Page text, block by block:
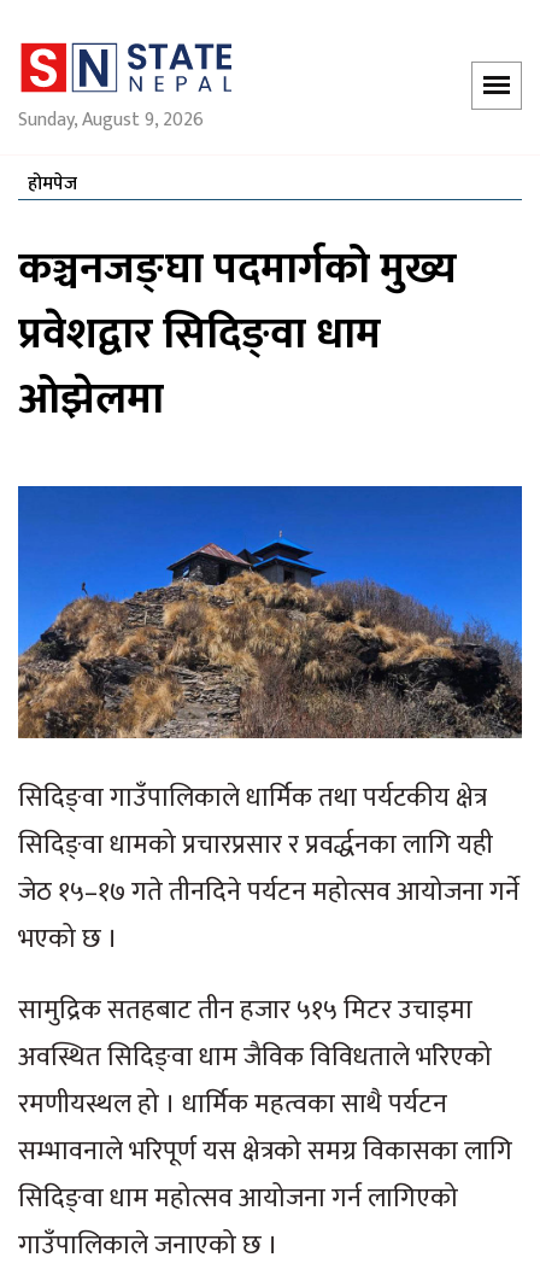
Sunday, August 9, 2026
होमपेज
कञ्चनजङ्घा पदमार्गको मुख्य
प्रवेशद्वार सिदिङ्वा धाम
ओझेलमा
सिदिङ्वा गाउँपालिकाले धार्मिक तथा पर्यटकीय क्षेत्र
सिदिङ्वा धामको प्रचारप्रसार र प्रवर्द्धनका लागि यही
जेठ १५–१७ गते तीनदिने पर्यटन महोत्सव आयोजना गर्ने
भएको छ ।
सामुद्रिक सतहबाट तीन हजार ५१५ मिटर उचाइमा
अवस्थित सिदिङ्वा धाम जैविक विविधताले भरिएको
रमणीयस्थल हो । धार्मिक महत्वका साथै पर्यटन
सम्भावनाले भरिपूर्ण यस क्षेत्रको समग्र विकासका लागि
सिदिङ्वा धाम महोत्सव आयोजना गर्न लागिएको
गाउँपालिकाले जनाएको छ ।